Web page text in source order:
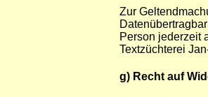
Zur
Person jederzeit
Textzüchterei
g) Recht auf